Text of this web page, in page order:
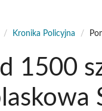
/ Kronika Policyjna /
1500